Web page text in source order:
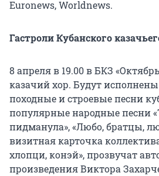
Euronews, Worldnews.
Гастроли Кубанского
8 апреля в 19.00 в БКЗ
казачий хор. Будут
походные и строевые песни
популярные народные песни
пидманула», «Любо, братцы,
визитная карточка
хлопци, конэй», прозвучат
произведения Виктора